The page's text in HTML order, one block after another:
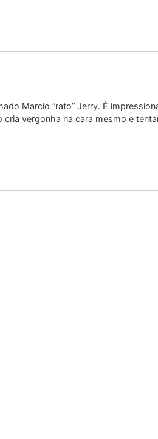
Marcio “rato” Jerry. É
vergonha na cara mesmo e